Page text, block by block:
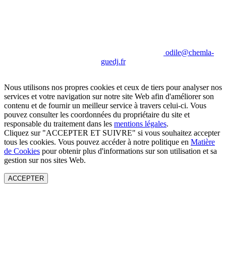
odile@chemla-
guedj.fr
Nous utilisons nos propres cookies et ceux de tiers pour analyser nos
services et votre navigation sur notre site Web afin d'améliorer son
contenu et de fournir un meilleur service à travers celui-ci. Vous
pouvez consulter les coordonnées du propriétaire du site et
responsable du traitement dans les mentions légales.
Cliquez sur "ACCEPTER ET SUIVRE" si vous souhaitez accepter
tous les cookies. Vous pouvez accéder à notre politique en Matière
de Cookies pour obtenir plus d'informations sur son utilisation et sa
gestion sur nos sites Web.
ACCEPTER